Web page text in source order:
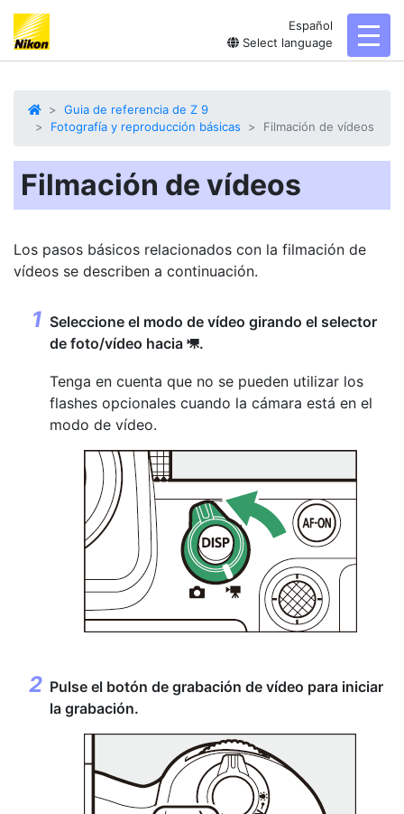
Español
Select language
Guia de referencia de Z 9
Fotografía y reproducción básicas
Filmación de vídeos
Filmación de vídeos
Los pasos básicos relacionados con la filmación de
vídeos se describen a continuación.
Seleccione el modo de vídeo girando el selector
de foto/vídeo hacia 1.
Tenga en cuenta que no se pueden utilizar los
flashes opcionales cuando la cámara está en el
modo de vídeo.
Pulse el botón de grabación de vídeo para iniciar
la grabación.